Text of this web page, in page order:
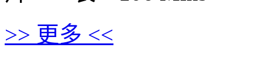
>> 更多 <<